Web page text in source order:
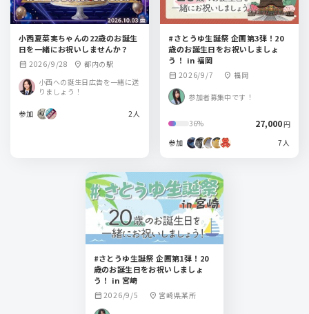
小西夏菜実ちゃんの22歳のお誕生
日を一緒にお祝いしませんか？
calendar_month 2026/9/28 location_on 都内の駅
小西への誕生日広告を一緒に送
りましょう！
参加 2人
#さとうゆ生誕祭 企画第3弾！20
歳のお誕生日をお祝いしましょ
う！ in 福岡
calendar_month 2026/9/7 location_on 福岡
参加者募集中です！
36% 27,000円
参加
7人
#さとうゆ生誕祭 企画第1弾！20
歳のお誕生日をお祝いしましょ
う！ in 宮崎
calendar_month 2026/9/5 location_on 宮崎県某所